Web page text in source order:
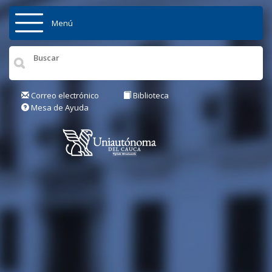
Pasar al contenido principal
Inicio
Institución
Posgrados
Menú
Correo electrónico
Biblioteca
Mesa de Ayuda